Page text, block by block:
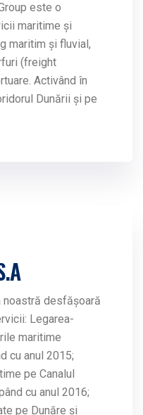
este o
maritime și
maritim și fluvial,
(freight
Activând în
Dunării și pe
noastră desfășoară
Legarea-
maritime
cu anul 2015;
pe Canalul
cu anul 2016;
pe Dunăre și